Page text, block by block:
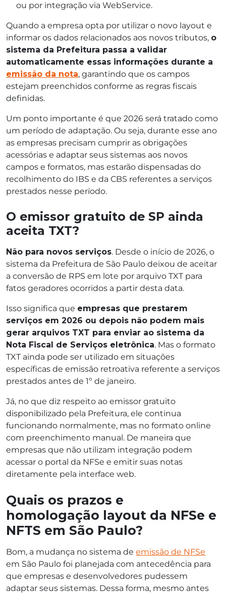
ou por integração via WebService.
Quando a empresa opta por utilizar o novo layout e
informar os dados relacionados aos novos tributos, o
sistema da Prefeitura passa a validar
automaticamente essas informações durante a
emissão da nota, garantindo que os campos
estejam preenchidos conforme as regras fiscais
definidas.
Um ponto importante é que 2026 será tratado como
um período de adaptação. Ou seja, durante esse ano
as empresas precisam cumprir as obrigações
acessórias e adaptar seus sistemas aos novos
campos e formatos, mas estarão dispensadas do
recolhimento do IBS e da CBS referentes a serviços
prestados nesse período.
O emissor gratuito de SP ainda
aceita TXT?
Não para novos serviços. Desde o início de 2026, o
sistema da Prefeitura de São Paulo deixou de aceitar
a conversão de RPS em lote por arquivo TXT para
fatos geradores ocorridos a partir desta data.
Isso significa que empresas que prestarem
serviços em 2026 ou depois não podem mais
gerar arquivos TXT para enviar ao sistema da
Nota Fiscal de Serviços eletrônica. Mas o formato
TXT ainda pode ser utilizado em situações
específicas de emissão retroativa referente a serviços
prestados antes de 1º de janeiro.
Já, no que diz respeito ao emissor gratuito
disponibilizado pela Prefeitura, ele continua
funcionando normalmente, mas no formato online
com preenchimento manual. De maneira que
empresas que não utilizam integração podem
acessar o portal da NFSe e emitir suas notas
diretamente pela interface web.
Quais os prazos e
homologação layout da NFSe e
NFTS em São Paulo?
Bom, a mudança no sistema de emissão de NFSe
em São Paulo foi planejada com antecedência para
que empresas e desenvolvedores pudessem
adaptar seus sistemas. Dessa forma, mesmo antes